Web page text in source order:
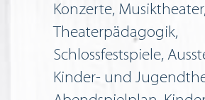
Konzerte, Musiktheater,
Theaterpädagogik,
Schlossfestspiele,
Kinder- und